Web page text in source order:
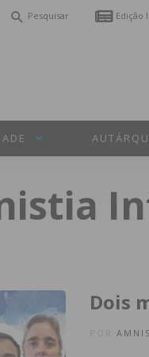
Pesquisar Edição
Dois